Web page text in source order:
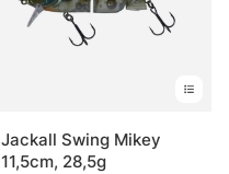
Jackall Swing Mikey
11,5cm, 28,5g